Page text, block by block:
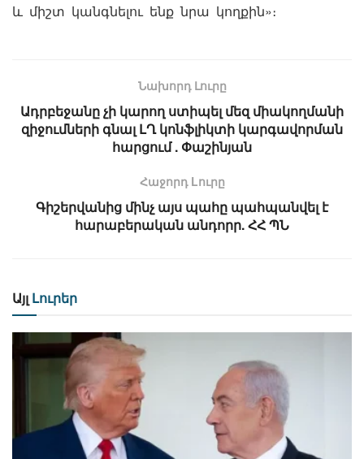
և միշտ կանգնելու ենք նրա կողքին»։
Նախորդ Լուրը
Ադրբեջանը չի կարող ստիպել մեզ միակողմանի
զիջումների գնալ ԼՂ կոնֆլիկտի կարգավորման
հարցում . Փաշինյան
Հաջորդ Lուրը
Գիշերվանից մինչ այս պահը պահպանվել է
հարաբերական անդորր. ՀՀ ՊՆ
Այլ Լուրեր